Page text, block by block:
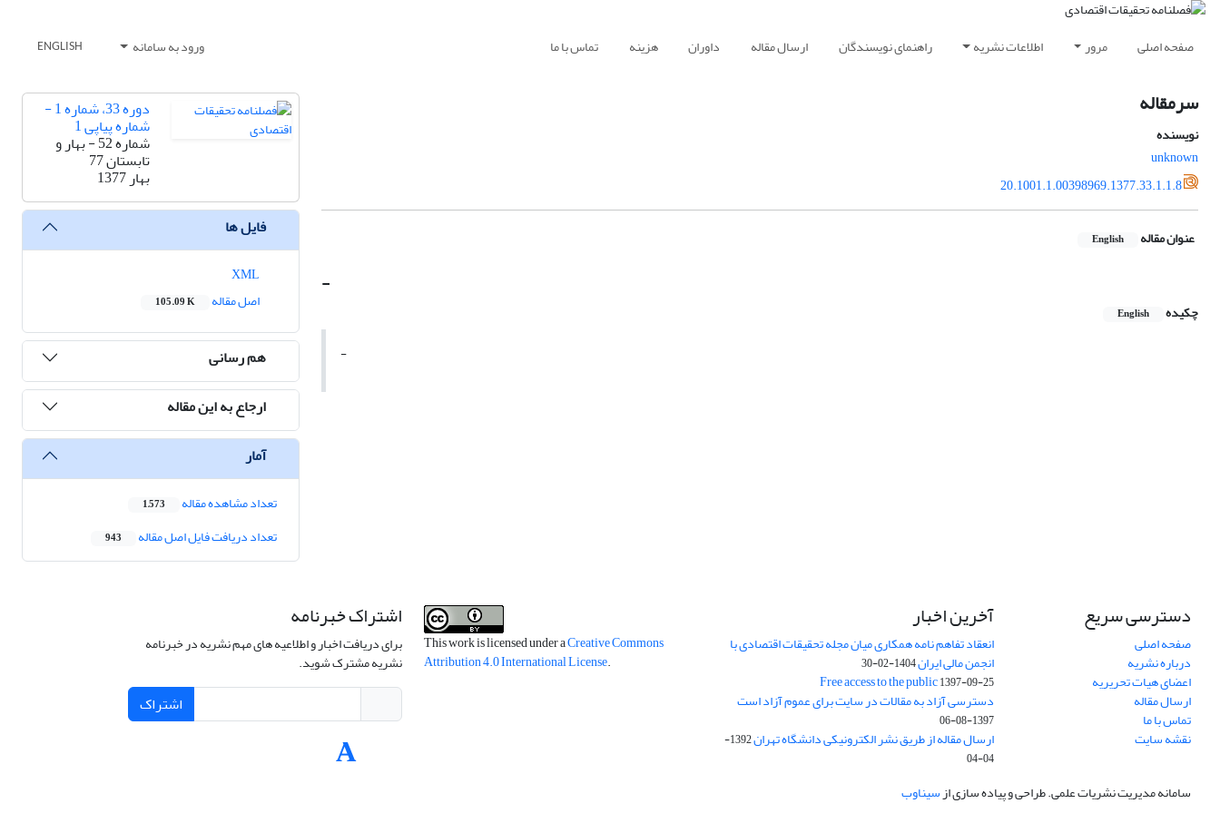
صفحه اصلی مرور اطلاعات نشریه راهنمای نویسندگان ارسال مقاله داوران هزینه تماس با ما ورود به سامانه ENGLISH
سرمقاله
نویسنده
unknown
20.1001.1.00398969.1377.33.1.1.8
عنوان مقاله English
-
چکیده English
-
دوره 33، شماره 1 -
شماره پیاپی 1
شماره 52 - بهار و
تابستان 77
بهار 1377
فایل ها
اصل مقاله
105.09 K
هم رسانی
ارجاع به این مقاله
آمار
تعداد مشاهده مقاله 1,573
تعداد دریافت فایل اصل مقاله 943
دسترسی سریع
صفحه اصلی
درباره نشریه
اعضای هیات تحریریه
ارسال مقاله
تماس با ما
نقشه سایت
آخرین اخبار
انعقاد تفاهم نامه همکاری میان مجله تحقیقات اقتصادی با
انجمن مالی ایران1404-02-30
Free access to the public1397-09-25
دسترسی آزاد به مقالات در سایت برای عموم آزاد است
1397-08-06
ارسال مقاله از طریق نشر الکترونیکی دانشگاه تهران
1392-
04-04
This work is licensed under aCreative Commons
Attribution 4.0 International License.
اشتراک خبرنامه
برای دریافت اخبار و اطلاعیه های مهم نشریه در خبرنامه
نشریه مشترک شوید.
اشتراک
سامانه مدیریت نشریات علمی.طراحی و پیاده سازی ازسیناوب